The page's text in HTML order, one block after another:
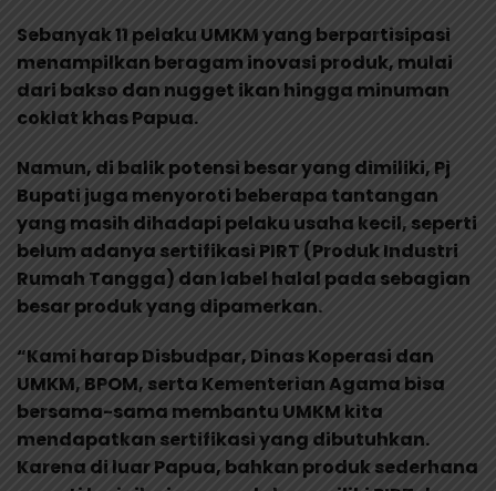
Sebanyak 11 pelaku UMKM yang berpartisipasi
menampilkan beragam inovasi produk, mulai
dari bakso dan nugget ikan hingga minuman
coklat khas Papua.
Namun, di balik potensi besar yang dimiliki, Pj
Bupati juga menyoroti beberapa tantangan
yang masih dihadapi pelaku usaha kecil, seperti
belum adanya sertifikasi PIRT (Produk Industri
Rumah Tangga) dan label halal pada sebagian
besar produk yang dipamerkan.
“Kami harap Disbudpar, Dinas Koperasi dan
UMKM, BPOM, serta Kementerian Agama bisa
bersama-sama membantu UMKM kita
mendapatkan sertifikasi yang dibutuhkan.
Karena di luar Papua, bahkan produk sederhana